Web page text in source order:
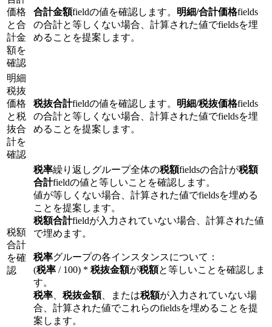
価格
と合
計金
額を
確認
合計金額fieldの値を確認します。 明細/合計価格fields
の合計と等しくない場合、計算された値でfieldsを埋
めることを提案します。
明細
税抜
価格
と税
抜合
計を
確認
税抜合計fieldの値を確認します。 明細/税抜価格fields
の合計と等しくない場合、計算された値でfieldsを埋
めることを提案します。
税額
合計
を確
認
税率繰り返しグループ全体の税額fieldsの合計が税額
合計fieldの値と等しいことを確認します。
値が等しくない場合、計算された値でfieldsを埋める
ことを提案します。
税額合計fieldが入力されていない場合、計算された値
で埋めます。
税率グループの各インスタンスについて：
(税率 / 100) * 税抜金額が税額と等しいことを確認しま
す。
税率
税抜金額、または税額が入力されていない場
合、計算された値でこれらのfieldsを埋めることを提
案します。